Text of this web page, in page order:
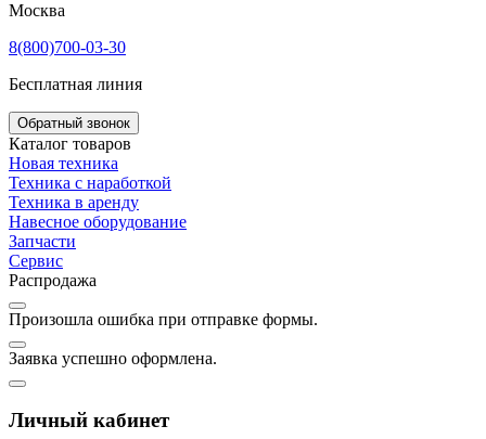
Москва
8(800)700-03-30
Бесплатная линия
Обратный звонок
Каталог товаров
Новая техника
Техника с наработкой
Техника в аренду
Навесное оборудование
Запчасти
Сервис
Распродажа
Произошла ошибка при отправке формы.
Заявка успешно оформлена.
Личный кабинет